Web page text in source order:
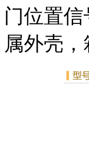
门位置
属外壳